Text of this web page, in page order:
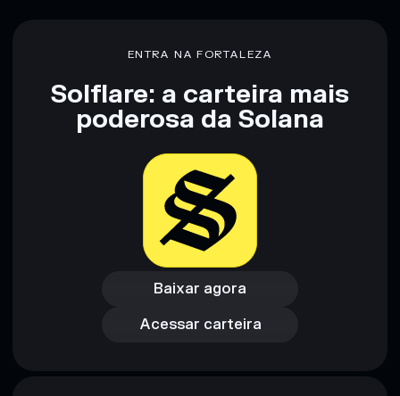
ENTRA NA FORTALEZA
Solflare: a carteira mais
poderosa da Solana
Baixar agora
Baixar agora
Acessar carteira
Acessar carteira